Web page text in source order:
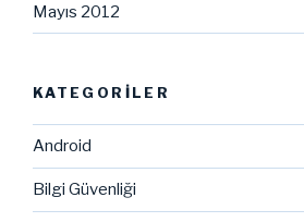
Mayıs 2012
KATEGORILER
Android
Bilgi Güvenliği